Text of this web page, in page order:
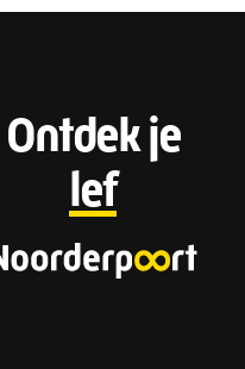
F
o
o
Ontdek je
lef